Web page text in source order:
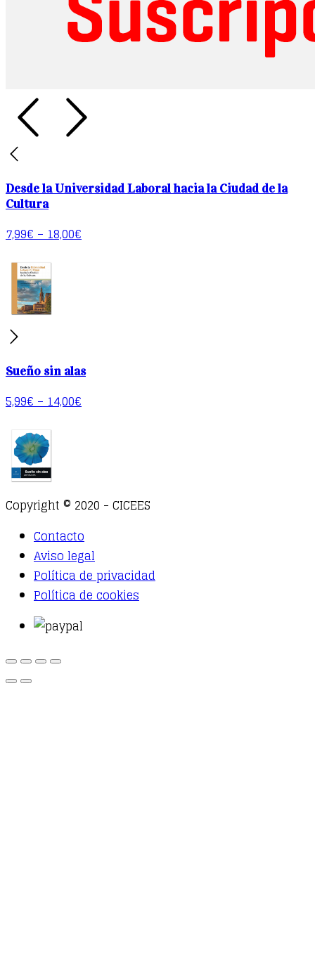
Desde la Universidad Laboral hacia la Ciudad de la
Cultura
7,99€–18,00€
Sueño sin alas
5,99€–14,00€
Copyright © 2020 - CICEES
Contacto
Aviso legal
Política de privacidad
Política de cookies